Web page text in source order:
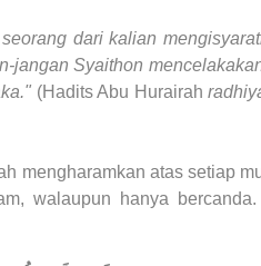
dari kalian
jangan Syaithon
(Hadits Abu Hurairah
mengharamkan atas setiap
walaupun hanya